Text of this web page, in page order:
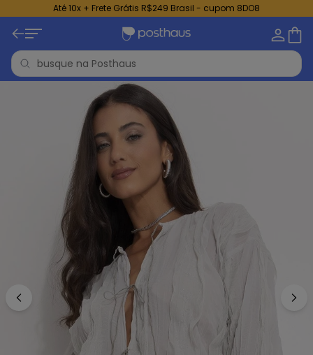
Até 10x + Frete Grátis R$249 Brasil - cupom 8DO8